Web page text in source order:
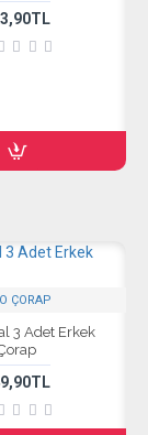
ÇORAP
3 Adet Erkek